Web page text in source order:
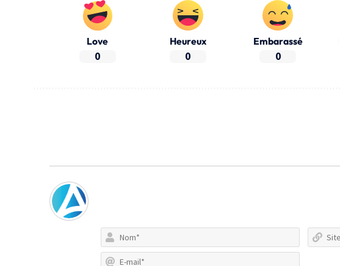
Love
0
Heureux
0
Embarassé
0
Nom*